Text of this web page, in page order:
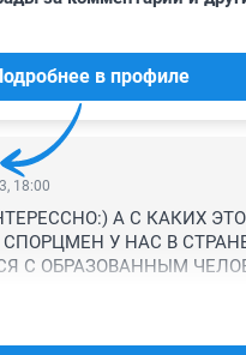
2
в профиле
18:00
А С КАКИХ
У НАС В
С ОБРАЗОВАННЫМ